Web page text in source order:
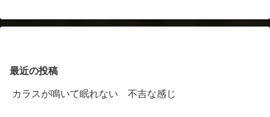
最近の投稿
カラスが鳴いて眠れない 不吉な感じ